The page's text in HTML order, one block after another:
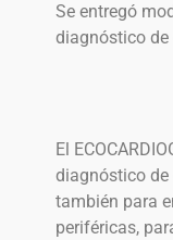
Se entregó
diagnóstico de
El
diagnóstico de
también para
periféricas,